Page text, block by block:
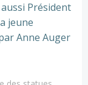
Président
jeune
Anne Auger